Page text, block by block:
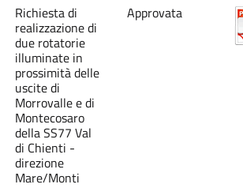
Richiesta di
realizzazione di
due rotatorie
illuminate in
prossimità delle
uscite di
Morrovalle e di
Montecosaro
della SS77 Val
di Chienti -
direzione
Mare/Monti
Approvata